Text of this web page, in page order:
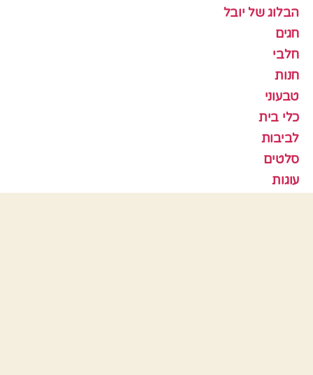
הבלוג של יובל
חגים
חלבי
חנות
טבעוני
כלי בית
לביבות
סלטים
עוגות